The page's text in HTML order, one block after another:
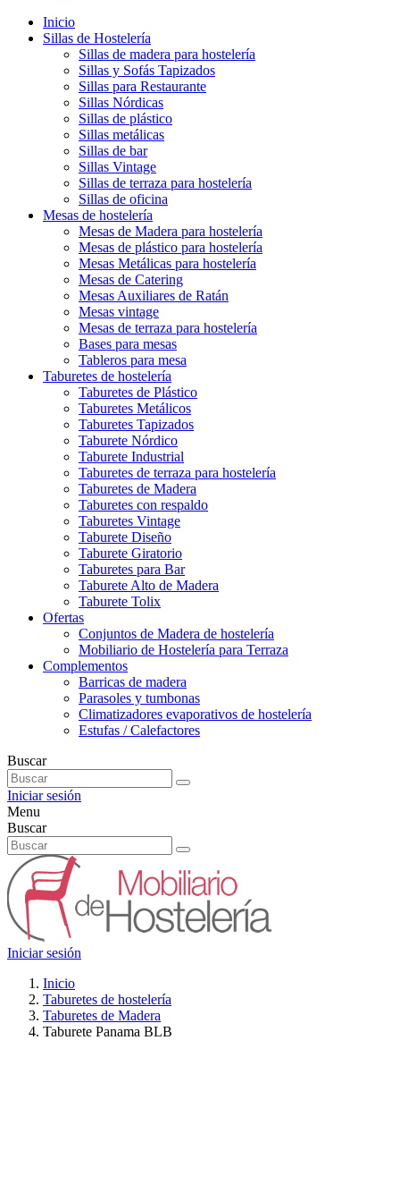
Inicio
Sillas de Hostelería
Sillas de madera para hostelería
Sillas y Sofás Tapizados
Sillas para Restaurante
Sillas Nórdicas
Sillas de plástico
Sillas metálicas
Sillas de bar
Sillas Vintage
Sillas de terraza para hostelería
Sillas de oficina
Mesas de hostelería
Mesas de Madera para hostelería
Mesas de plástico para hostelería
Mesas Metálicas para hostelería
Mesas de Catering
Mesas Auxiliares de Ratán
Mesas vintage
Mesas de terraza para hostelería
Bases para mesas
Tableros para mesa
Taburetes de hostelería
Taburetes de Plástico
Taburetes Metálicos
Taburetes Tapizados
Taburete Nórdico
Taburete Industrial
Taburetes de terraza para hostelería
Taburetes de Madera
Taburetes con respaldo
Taburetes Vintage
Taburete Diseño
Taburete Giratorio
Taburetes para Bar
Taburete Alto de Madera
Taburete Tolix
Ofertas
Conjuntos de Madera de hostelería
Mobiliario de Hostelería para Terraza
Complementos
Barricas de madera
Parasoles y tumbonas
Climatizadores evaporativos de hostelería
Estufas / Calefactores
Buscar
Iniciar sesión
Menu
Buscar
Iniciar sesión
Inicio
Taburetes de hostelería
Taburetes de Madera
Taburete Panama BLB